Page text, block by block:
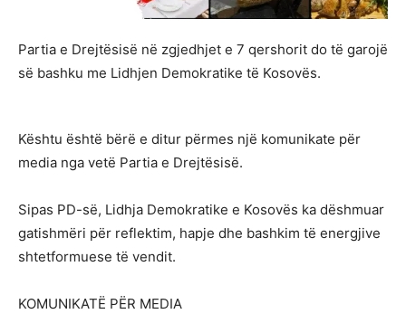
Partia e Drejtësisë në zgjedhjet e 7 qershorit do të garojë
së bashku me Lidhjen Demokratike të Kosovës.
Kështu është bërë e ditur përmes një komunikate për
media nga vetë Partia e Drejtësisë.
Sipas PD-së, Lidhja Demokratike e Kosovës ka dëshmuar
gatishmëri për reflektim, hapje dhe bashkim të energjive
shtetformuese të vendit.
KOMUNIKATË PËR MEDIA